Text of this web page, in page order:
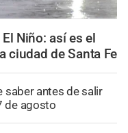
Niño: así es el
ciudad de Santa Fe
saber antes de salir
de agosto